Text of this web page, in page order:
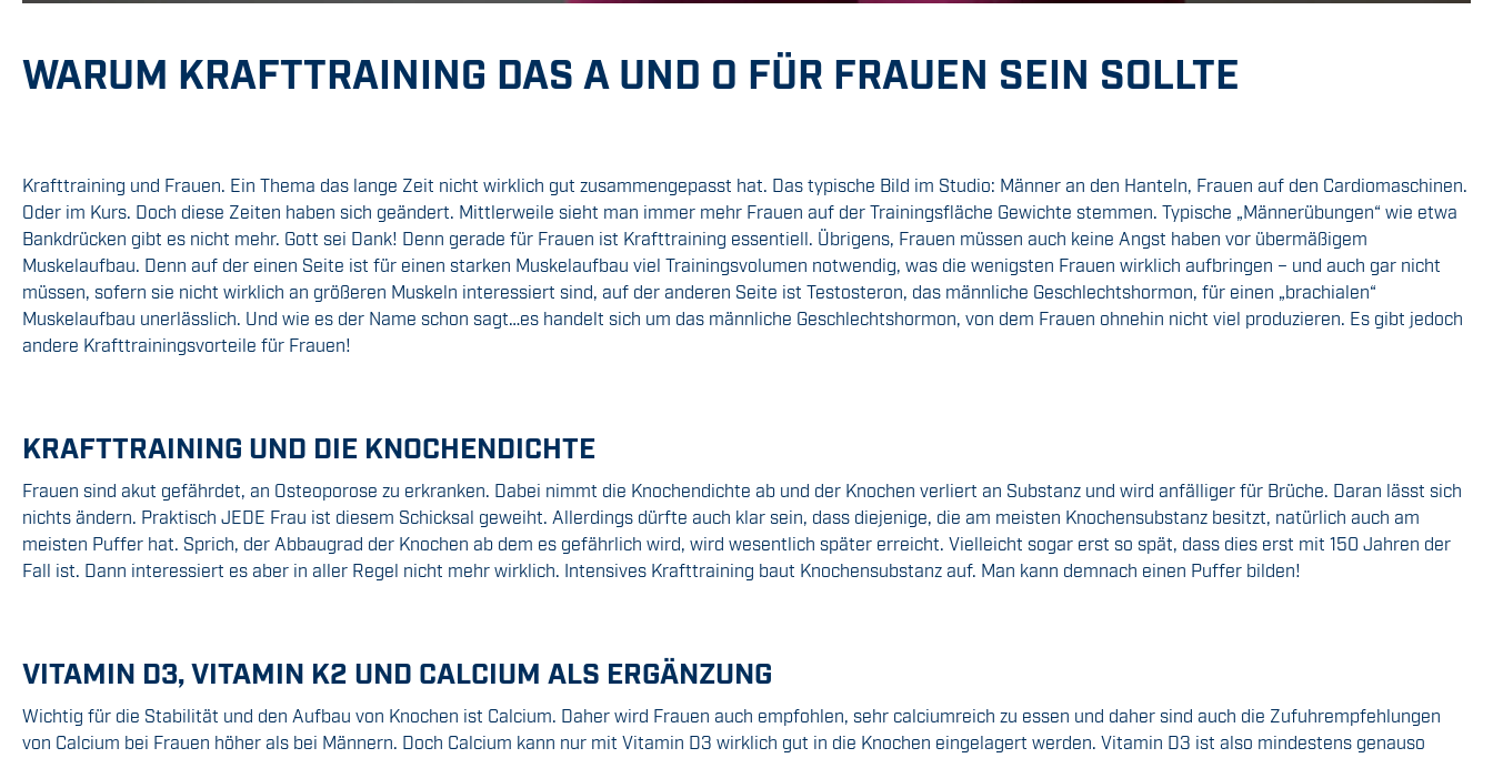
WARUM KRAFTTRAINING DAS A UND O FÜR FRAUEN SEIN SOLLTE
Krafttraining und Frauen. Ein Thema das lange Zeit nicht wirklich gut zusammengepasst hat. Das typische Bild im Studio: Männer an den Hanteln, Frauen auf den Cardiomaschinen.
Oder im Kurs. Doch diese Zeiten haben sich geändert. Mittlerweile sieht man immer mehr Frauen auf der Trainingsfläche Gewichte stemmen. Typische „Männerübungen“ wie etwa
Bankdrücken gibt es nicht mehr. Gott sei Dank! Denn gerade für Frauen ist Krafttraining essentiell. Übrigens, Frauen müssen auch keine Angst haben vor übermäßigem
Muskelaufbau. Denn auf der einen Seite ist für einen starken Muskelaufbau viel Trainingsvolumen notwendig, was die wenigsten Frauen wirklich aufbringen – und auch gar nicht
müssen, sofern sie nicht wirklich an größeren Muskeln interessiert sind, auf der anderen Seite ist Testosteron, das männliche Geschlechtshormon, für einen „brachialen“
Muskelaufbau unerlässlich. Und wie es der Name schon sagt…es handelt sich um das männliche Geschlechtshormon, von dem Frauen ohnehin nicht viel produzieren. Es gibt jedoch
andere Krafttrainingsvorteile für Frauen!
KRAFTTRAINING UND DIE KNOCHENDICHTE
Frauen sind akut gefährdet, an Osteoporose zu erkranken. Dabei nimmt die Knochendichte ab und der Knochen verliert an Substanz und wird anfälliger für Brüche. Daran lässt sich
nichts ändern. Praktisch JEDE Frau ist diesem Schicksal geweiht. Allerdings dürfte auch klar sein, dass diejenige, die am meisten Knochensubstanz besitzt, natürlich auch am
meisten Puffer hat. Sprich, der Abbaugrad der Knochen ab dem es gefährlich wird, wird wesentlich später erreicht. Vielleicht sogar erst so spät, dass dies erst mit 150 Jahren der
Fall ist. Dann interessiert es aber in aller Regel nicht mehr wirklich. Intensives Krafttraining baut Knochensubstanz auf. Man kann demnach einen Puffer bilden!
VITAMIN D3, VITAMIN K2 UND CALCIUM ALS ERGÄNZUNG
Wichtig für die Stabilität und den Aufbau von Knochen ist Calcium. Daher wird Frauen auch empfohlen, sehr calciumreich zu essen und daher sind auch die Zufuhrempfehlungen
von Calcium bei Frauen höher als bei Männern. Doch Calcium kann nur mit Vitamin D3 wirklich gut in die Knochen eingelagert werden. Vitamin D3 ist also mindestens genauso